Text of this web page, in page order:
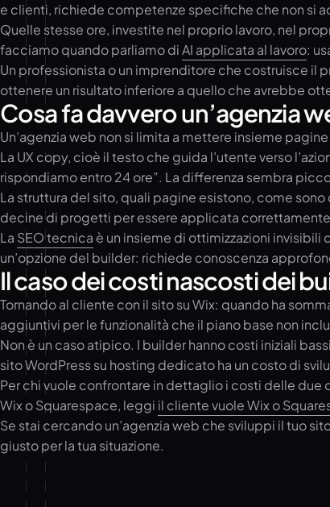
e clienti, richiede competenze specifiche che non si
Quelle stesse ore, investite nel proprio lavoro, nel
facciamo quando parliamo diAI applicata al lavoro:
Un professionista o un imprenditore che costruisce il
ottenere un risultato inferiore a quello che avrebbe
Cosa fa davvero un’agenzia
Un’agenzia web non si limita a mettere insieme
La UX copy, cioè il testo che guida l’utente verso
rispondiamo entro 24 ore”. La differenza sembra
La struttura del sito, quali pagine esistono, come
decine di progetti per essere applicata
La SEO tecnica è un insieme di ottimizzazioni
un’opzione del builder: richiede conoscenza
Il caso dei costi nascosti dei
Tornando al cliente con il sito su Wix: quando ha
aggiuntivi per le funzionalità che il piano base non
Non è un caso atipico. I builder hanno costi iniziali
sito WordPress su hosting dedicato ha un costo di
Per chi vuole confrontare in dettaglio i costi delle due
Wix o Squarespace, leggi il cliente vuole Wix o
Se stai cercando un’agenzia web che sviluppi il tuo
giusto per la tua situazione.